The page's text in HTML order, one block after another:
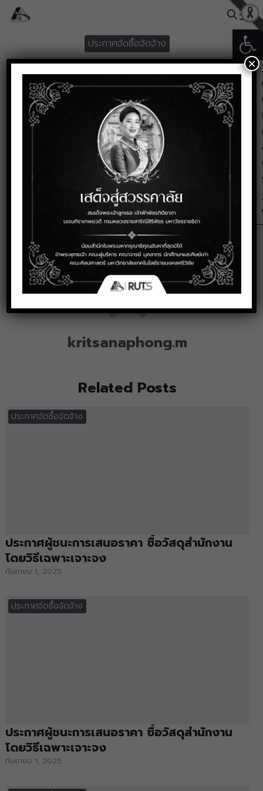
Skip
ประกาศจัดซื้อจัดจ้าง
ประกาศผู้ชนะการเสนอราคา ซื้อ
วัสดุวิทยาศาสตร์และการแพทย์
โดยวิธีเฉพาะเจาะจง
กันยายน 1, 2025
ประกาศผู้ชนะการเสนอราคา ซื้อวัสดุวิทยาศาสตร์และการแพทย์ โดยวิธี
เฉพาะเจาะจง
407
kritsanaphong.m
Related Posts
ประกาศจัดซื้อจัดจ้าง
ประกาศผู้ชนะการเสนอราคา ซื้อวัสดุสำนักงาน
โดยวิธีเฉพาะเจาะจง
กันยายน 1, 2025
ประกาศจัดซื้อจัดจ้าง
ประกาศผู้ชนะการเสนอราคา ซื้อวัสดุสำนักงาน
โดยวิธีเฉพาะเจาะจง
กันยายน 1, 2025
×